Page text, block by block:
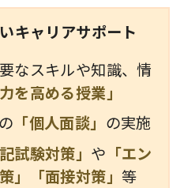
キャリアサポート
なスキルや知識、情
を高める授業」
「個人面談」 の実施
試験対策」 や 「エン
」「面接対策」 等